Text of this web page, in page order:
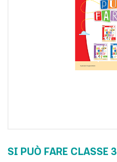
SI PUÒ FARE CLASSE 3